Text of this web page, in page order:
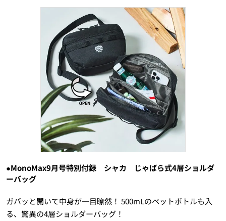
●MonoMax9月号特別付録 シャカ じゃばら式4層ショルダ
ーバッグ
ガバッと開いて中身が一目瞭然！ 500mLのペットボトルも入
る、驚異の4層ショルダーバッグ！